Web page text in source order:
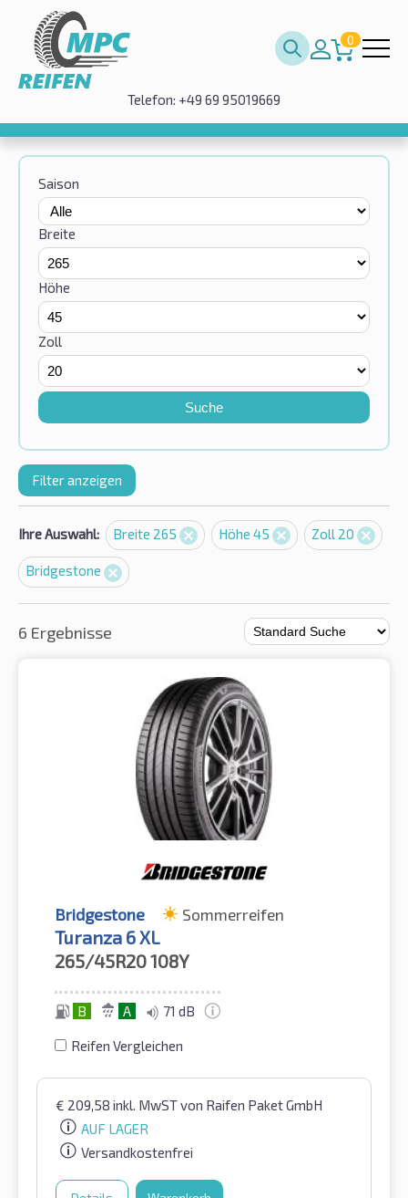
0
Telefon: +49 69 95019669
Saison
Breite
Höhe
Zoll
Suche
Filter anzeigen
Ihre Auswahl: Breite 265 Höhe 45 Zoll 20
Bridgestone
6 Ergebnisse
Bridgestone Sommerreifen
Turanza 6 XL
265/45R20108Y
B A 71 dB
Reifen Vergleichen
€ 209,58 inkl. MwSTvon Raifen Paket GmbH
AUF LAGER
Versandkostenfrei